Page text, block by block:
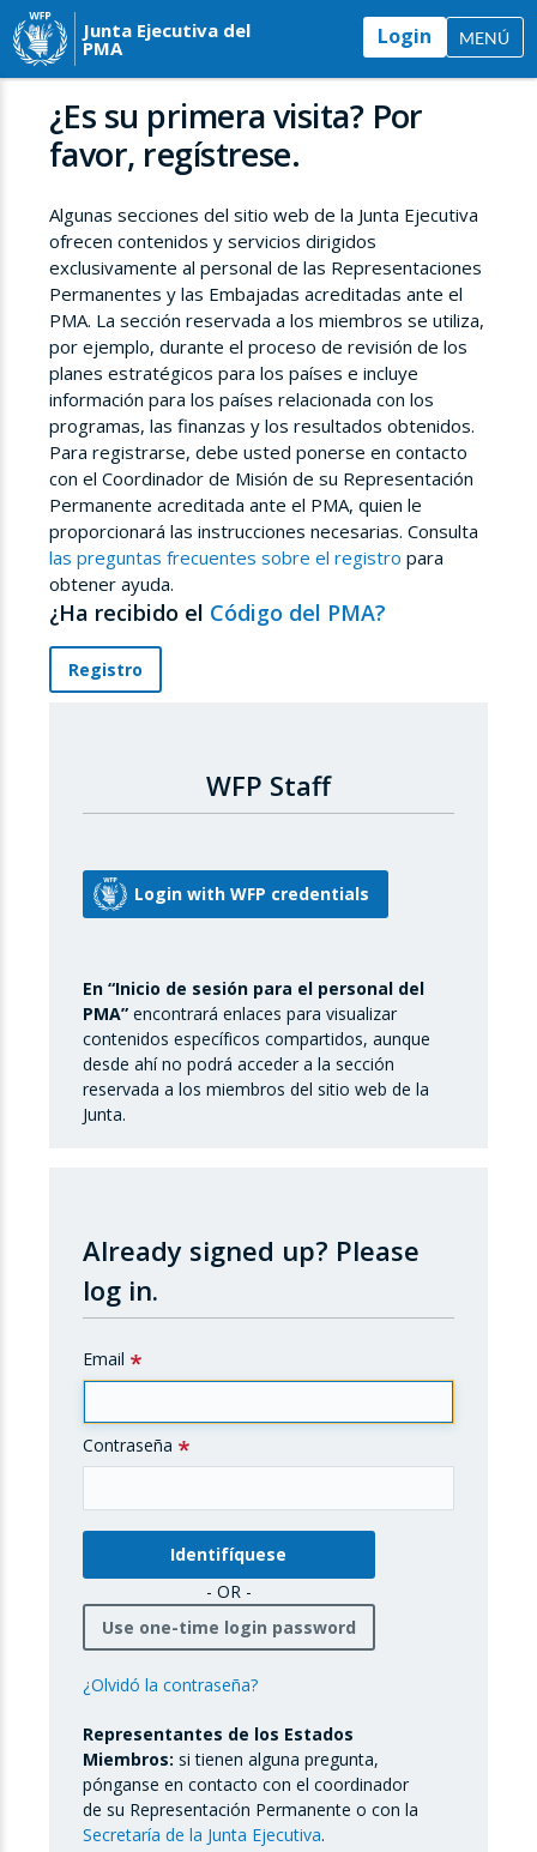
Junta Ejecutiva del
PMA Login MENÚ
¿Es su primera visita? Por
favor, regístrese.
Algunas secciones del sitio web de la Junta Ejecutiva
ofrecen contenidos y servicios dirigidos
exclusivamente al personal de las Representaciones
Permanentes y las Embajadas acreditadas ante el
PMA. La sección reservada a los miembros se utiliza,
por ejemplo, durante el proceso de revisión de los
planes estratégicos para los países e incluye
información para los países relacionada con los
programas, las finanzas y los resultados obtenidos.
Para registrarse, debe usted ponerse en contacto
con el Coordinador de Misión de su Representación
Permanente acreditada ante el PMA, quien le
proporcionará las instrucciones necesarias. Consulta
las preguntas frecuentes sobre el registro para
obtener ayuda.
¿Ha recibido el Código del PMA?
Registro
WFP Staff
En “Inicio de sesión para el personal del
PMA” encontrará enlaces para visualizar
contenidos específicos compartidos, aunque
desde ahí no podrá acceder a la sección
reservada a los miembros del sitio web de la
Junta.
Already signed up? Please
log in.
Email
Contraseña
- OR -
Use one-time login password
¿Olvidó la contraseña?
Representantes de los Estados
Miembros: si tienen alguna pregunta,
pónganse en contacto con el coordinador
de su Representación Permanente o con la
Secretaría de la Junta Ejecutiva.